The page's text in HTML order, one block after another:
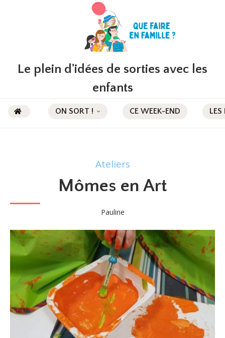
Le plein d'idées de sorties avec les
enfants
ON SORT ! CE WEEK-END LES
Ateliers
Mômes en Art
Pauline